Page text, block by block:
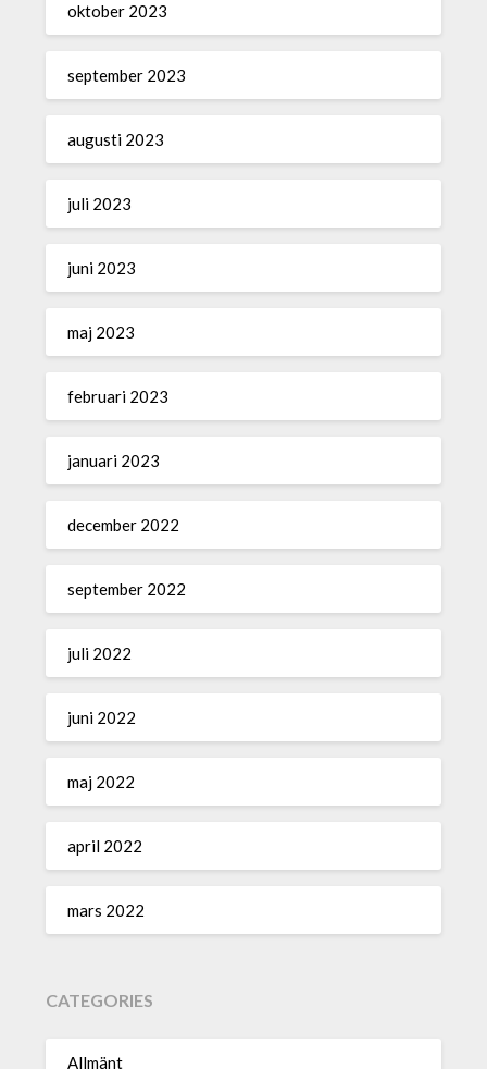
oktober 2023
september 2023
augusti 2023
juli 2023
juni 2023
maj 2023
februari 2023
januari 2023
december 2022
september 2022
juli 2022
juni 2022
maj 2022
april 2022
mars 2022
CATEGORIES
Allmänt